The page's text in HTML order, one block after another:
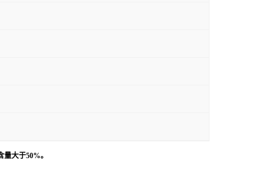
大于50%。